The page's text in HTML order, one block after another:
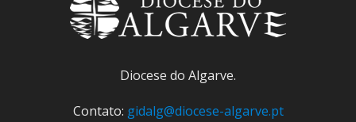
Diocese do Algarve.
Contato: gidalg@diocese-algarve.pt